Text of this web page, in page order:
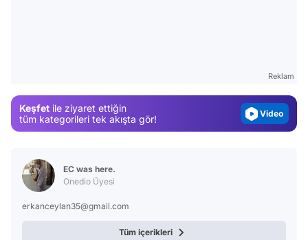
Reklam
Keşfet ile ziyaret ettiğin
tüm kategorileri tek akışta gör!
Test
EC was here.
Onedio Üyesi
erkanceylan35@gmail.com
Tüm içerikleri